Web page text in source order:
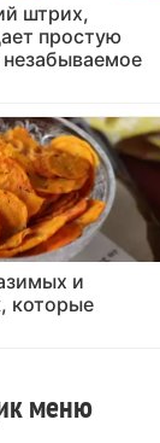
штрих,
простую
и
которые
меню